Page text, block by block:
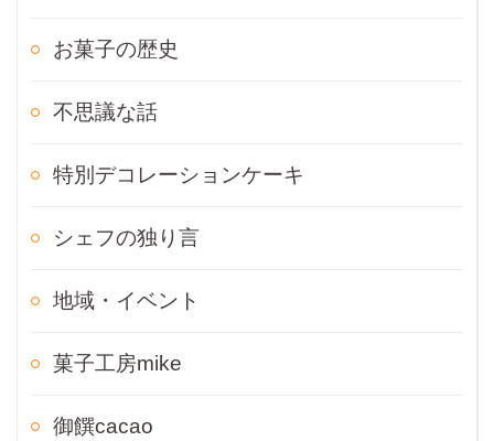
お菓子の歴史
不思議な話
特別デコレーションケーキ
シェフの独り言
地域・イベント
菓子工房mike
御饌cacao